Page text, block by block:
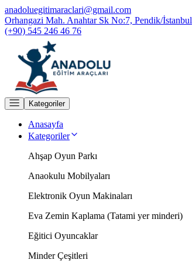
anadoluegitimaraclari@gmail.com
Orhangazi Mah. Anahtar Sk No:7, Pendik/İstanbul
(+90) 545 246 46 76
Kategoriler
Anasayfa
Kategoriler
Ahşap Oyun Parkı
Anaokulu Mobilyaları
Elektronik Oyun Makinaları
Eva Zemin Kaplama (Tatami yer minderi)
Eğitici Oyuncaklar
Minder Çeşitleri